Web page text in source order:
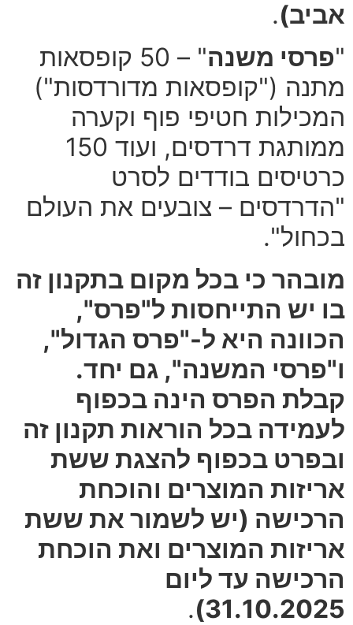
אביב).
"פרסי משנה
" – 50 קופסאות
מתנה ("קופסאות מדורדסות")
המכילות חטיפי פוף וקערה
ממותגת דרדסים, ועוד 150
כרטיסים בודדים לסרט
"הדרדסים – צובעים את העולם
בכחול".
מובהר כי בכל מקום בתקנון זה
בו יש התייחסות ל"פרס",
הכוונה היא ל-"פרס הגדול",
ו"פרסי המשנה", גם יחד.
קבלת הפרס הינה בכפוף
לעמידה בכל הוראות תקנון זה
ובפרט בכפוף להצגת ששת
אריזות המוצרים והוכחת
הרכישה (יש לשמור את ששת
אריזות המוצרים ואת הוכחת
הרכישה עד ליום
31.10.2025)
.